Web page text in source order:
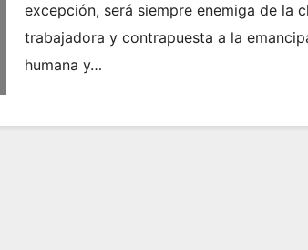
excepción, será siempre enemiga de la
trabajadora y contrapuesta a la
humana y…